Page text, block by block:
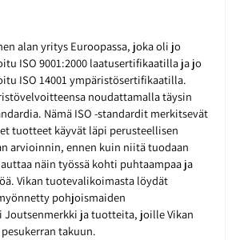
alan yritys Euroopassa, joka oli jo
ISO 9001:2000 laatusertifikaatilla ja jo
ISO 14001 ympäristösertifikaatilla.
noudattamalla täysin
Nämä ISO -standardit merkitsevät
tuotteet käyvät läpi perusteellisen
arvioinnin, ennen kuin niitä tuodaan
näin työssä kohti puhtaampaa ja
Vikan tuotevalikoimasta löydät
pohjoismaiden
Joutsenmerkki ja tuotteita, joille Vikan
takuun.